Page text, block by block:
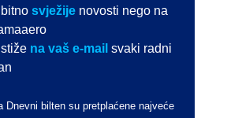
bitnosvježije novosti nego na
na vaš e-mail svaki radni
Dnevni bilten su pretplaćene najveće